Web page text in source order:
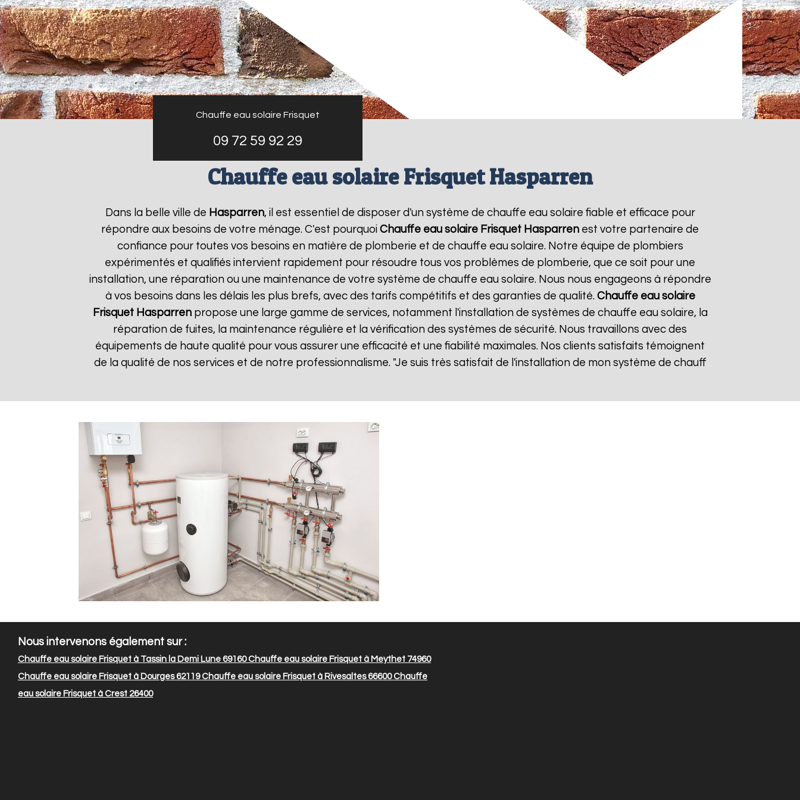
Chauffe eau solaire Frisquet
09 72 59 92 29
Chauffe eau solaire Frisquet Hasparren
Dans la belle ville de Hasparren, il est essentiel de disposer d'un système de chauffe eau solaire fiable et efficace pour
répondre aux besoins de votre ménage. C'est pourquoi Chauffe eau solaire Frisquet Hasparren est votre partenaire de
confiance pour toutes vos besoins en matière de plomberie et de chauffe eau solaire. Notre équipe de plombiers
expérimentés et qualifiés intervient rapidement pour résoudre tous vos problèmes de plomberie, que ce soit pour une
installation, une réparation ou une maintenance de votre système de chauffe eau solaire. Nous nous engageons à répondre
à vos besoins dans les délais les plus brefs, avec des tarifs compétitifs et des garanties de qualité. Chauffe eau solaire
Frisquet Hasparrenpropose une large gamme de services, notamment l'installation de systèmes de chauffe eau solaire, la
réparation de fuites, la maintenance régulière et la vérification des systèmes de sécurité. Nous travaillons avec des
équipements de haute qualité pour vous assurer une efficacité et une fiabilité maximales. Nos clients satisfaits témoignent
de la qualité de nos services et de notre professionnalisme. "Je suis très satisfait de l'installation de mon système de chauff
Nous intervenons également sur :
Chauffe eau solaire Frisquet à Tassin la Demi Lune 69160Chauffe eau solaire Frisquet à Meythet 74960
Chauffe eau solaire Frisquet à Dourges 62119Chauffe eau solaire Frisquet à Rivesaltes 66600Chauffe
eau solaire Frisquet à Crest 26400